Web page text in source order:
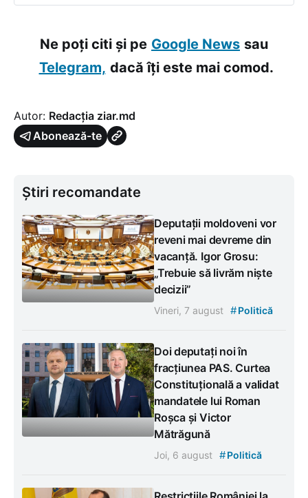
Ne poți citi și pe Google News sau
Telegram, dacă îți este mai comod.
Autor: Redacția ziar.md
Abonează-te
Știri recomandate
Deputații moldoveni vor
reveni mai devreme din
vacanță. Igor Grosu:
„Trebuie să livrăm niște
decizii”
Vineri, 7 august #Politică
Doi deputați noi în
fracțiunea PAS. Curtea
Constituțională a validat
mandatele lui Roman
Roșca și Victor
Mătrăgună
Joi, 6 august #Politică